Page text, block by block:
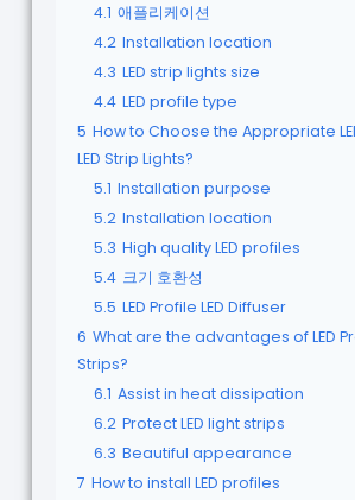
4.1 애플리케이션
4.2 Installation location
4.3 LED strip lights size
4.4 LED profile type
5 How to Choose the Appropriate
LED Strip Lights?
5.1 Installation purpose
5.2 Installation location
5.3 High quality LED profiles
5.4 크기 호환성
5.5 LED Profile LED Diffuser
6 What are the advantages of LED
Strips?
6.1 Assist in heat dissipation
6.2 Protect LED light strips
6.3 Beautiful appearance
7 How to install LED profiles